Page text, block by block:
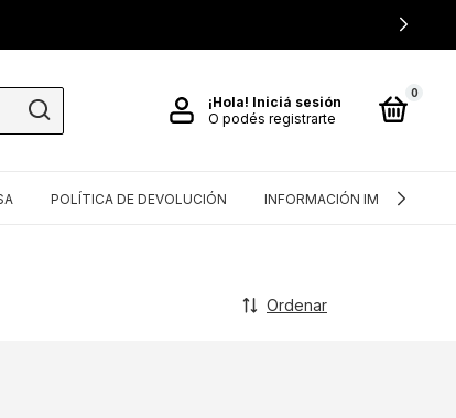
¡Hola! Iniciá sesión
O podés registrarte
0
POLÍTICA DE DEVOLUCIÓN INFORMACIÓN
Ordenar